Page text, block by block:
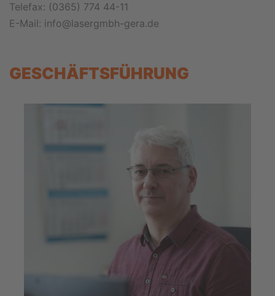
Telefax: (0365) 774 44-11
E-Mail: info@lasergmbh-gera.de
GESCHÄFTSFÜHRUNG